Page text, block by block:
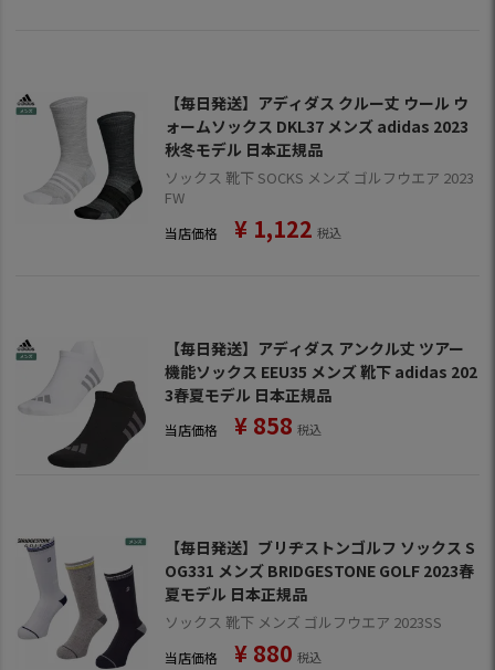
【毎日発送】アディダス クルー丈 ウール ウ
ォームソックス DKL37 メンズ adidas 2023
秋冬モデル 日本正規品
ソックス 靴下 SOCKS メンズ ゴルフウエア 2023
FW
当店価格 ¥ 1,122 税込
【毎日発送】アディダス アンクル丈 ツアー
機能ソックス EEU35 メンズ 靴下 adidas 202
3春夏モデル 日本正規品
当店価格 ¥ 858 税込
【毎日発送】ブリヂストンゴルフ ソックス S
OG331 メンズ BRIDGESTONE GOLF 2023春
夏モデル 日本正規品
ソックス 靴下 メンズ ゴルフウエア 2023SS
当店価格 ¥ 880 税込